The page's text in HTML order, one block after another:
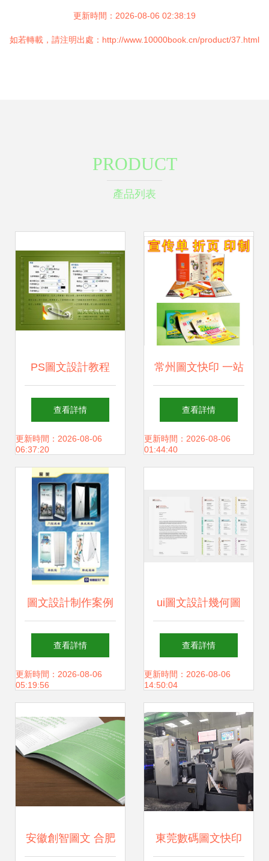
更新時間：2026-08-06 02:38:19
如若轉載，請注明出處：http://www.10000book.cn/product/37.html
PRODUCT
產品列表
PS圖文設計教程
制作浪漫愛心主題
圖文
查看詳情
更新時間：2026-08-06
06:37:20
常州圖文快印 一站
式解決您的彩色快
印、標書制作與設
查看詳情
更新時間：2026-08-06
01:44:40
圖文設計制作案例
展示 視覺與信息的
藝術融合
查看詳情
更新時間：2026-08-06
05:19:56
ui圖文設計幾何圖
案 50種方法幫你在
設計中用好幾何圖
案
查看詳情
更新時間：2026-08-06
14:50:04
安徽創智圖文 合肥 東莞數碼圖文快印